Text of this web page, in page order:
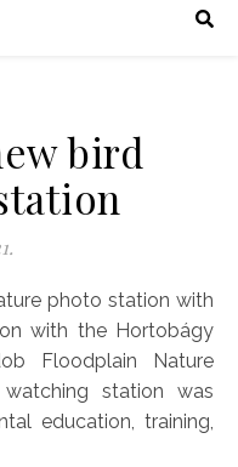
bird
with the Hortobágy
Floodplain Nature
watching station was
education, training,